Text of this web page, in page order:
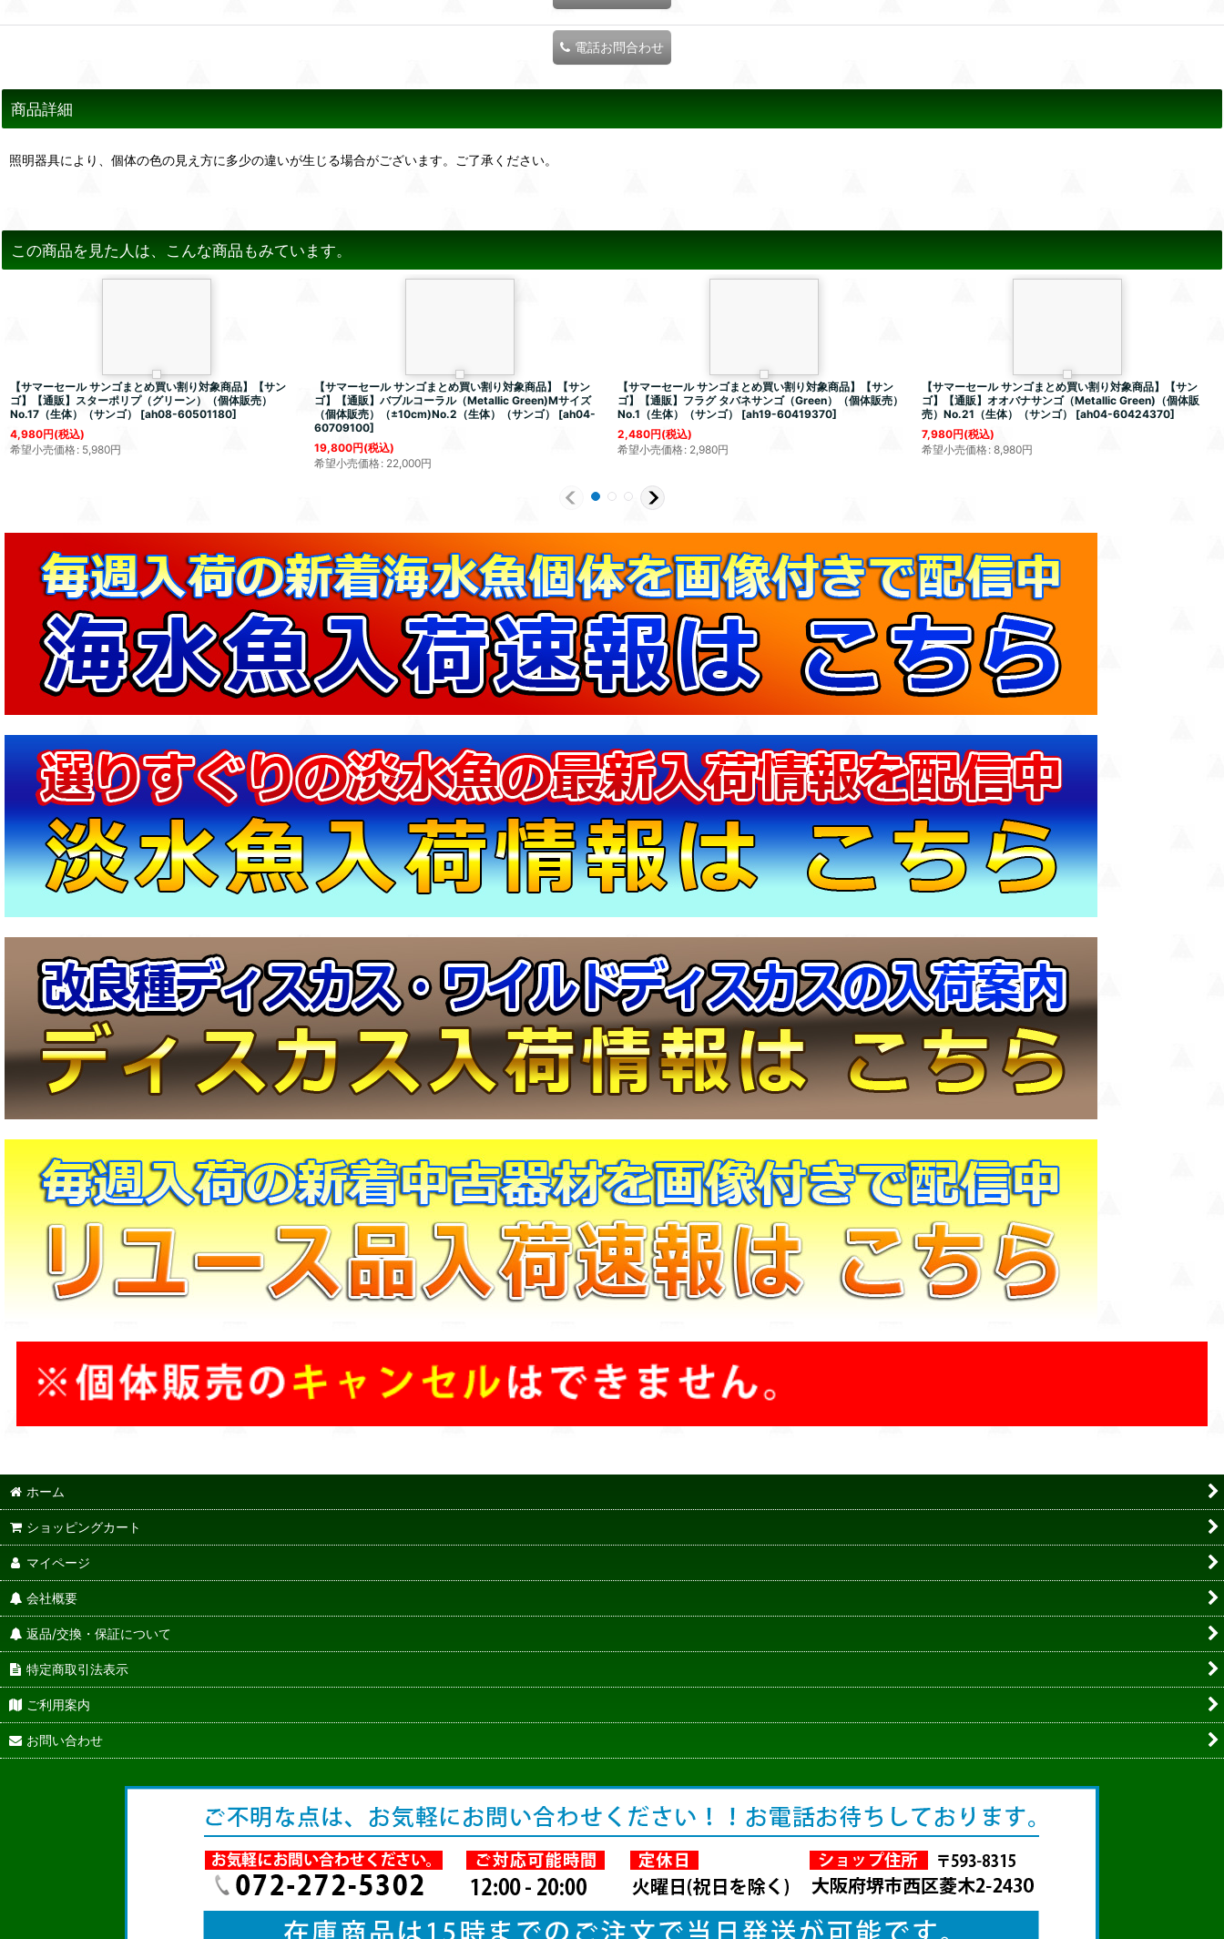
電話お問合わせ
商品詳細
照明器具により、個体の色の見え方に多少の違いが生じる場合がございます。ご了承ください。
この商品を見た人は、こんな商品もみています。
【サマーセール サンゴまとめ買い割り対象商品】【サン
ゴ】【通販】スターポリプ（グリーン）（個体販売）
No.17（生体）（サンゴ）
[ah08-60501180]
4,980円(税込)
希望小売価格: 5,980円
【サマーセール サンゴまとめ買い割り対象商品】【サン
ゴ】【通販】バブルコーラル（Metallic Green)Mサイズ
（個体販売）（±10cm)No.2（生体）（サンゴ）
[ah04-
60709100]
19,800円(税込)
希望小売価格: 22,000円
【サマーセール サンゴまとめ買い割り対象商品】【サン
ゴ】【通販】フラグ タバネサンゴ（Green）（個体販売）
No.1（生体）（サンゴ）
[ah19-60419370]
2,480円(税込)
希望小売価格: 2,980円
【サマーセール サンゴまとめ買い割り対象商品】【サン
ゴ】【通販】オオバナサンゴ（Metallic Green)（個体販
売）No.21（生体）（サンゴ）
[ah04-60424370]
7,980円(税込)
希望小売価格: 8,980円
ホーム
ショッピングカート
マイページ
会社概要
返品/交換・保証について
特定商取引法表示
ご利用案内
お問い合わせ